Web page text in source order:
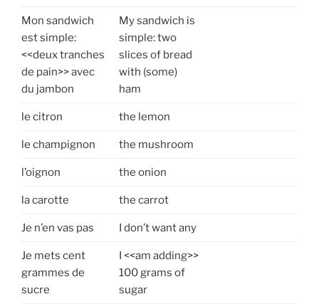
Mon sandwich
est simple:
<<deux tranches
de pain>> avec
du jambon
My sandwich is
simple: two
slices of bread
with (some)
ham
le citron the lemon
le champignon the mushroom
l’oignon the onion
la carotte the carrot
Je n’en vas pas I don’t want any
Je mets cent
grammes de
sucre
I <<am adding>>
100 grams of
sugar